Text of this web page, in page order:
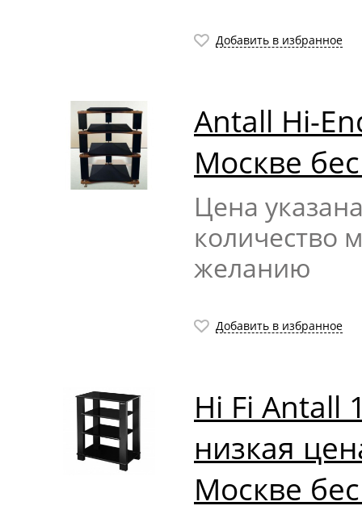
Добавить в избранное
Antall Hi-
Москве
Цена
количество
желанию
Добавить в избранное
Hi Fi Antall
низкая
Москве